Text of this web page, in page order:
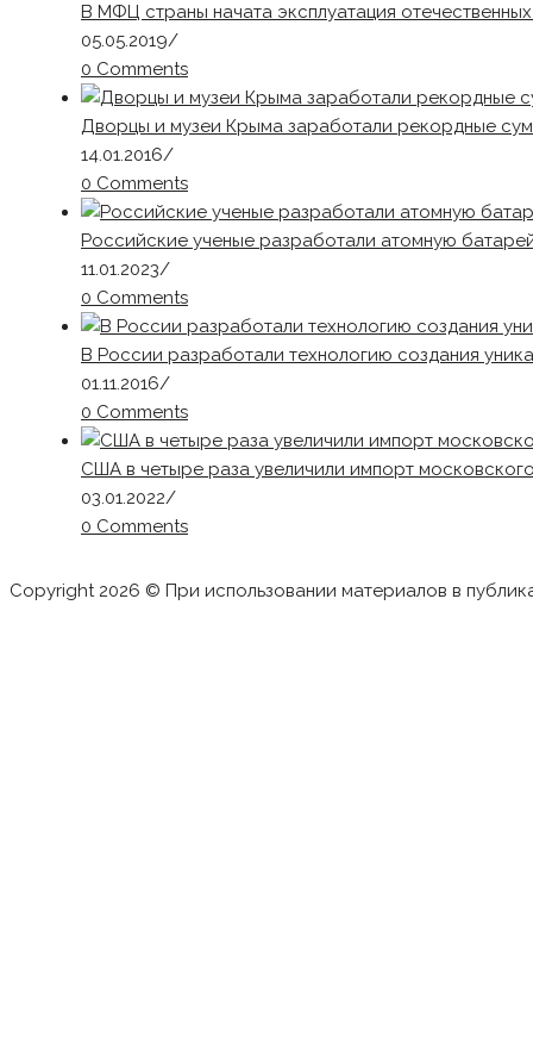
В МФЦ страны начата эксплуатация
05.05.2019/
0 Comments
Дворцы и музеи Крыма заработали рекордные
14.01.2016/
0 Comments
Российские ученые разработали атомную
11.01.2023/
0 Comments
В России разработали технологию создания
01.11.2016/
0 Comments
США в четыре раза увеличили импорт
03.01.2022/
0 Comments
Copyright 2026 © При использовании материалов в